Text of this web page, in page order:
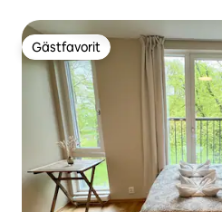
Gästfavorit
Gästfavorit